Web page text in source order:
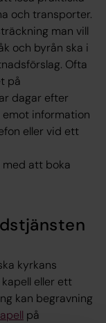
och transporter.
man vill
och byrån ska i
Ofta
på
dagar efter
information
eller vid ett
med att boka
kyrkans
eller ett
kan begravning
på